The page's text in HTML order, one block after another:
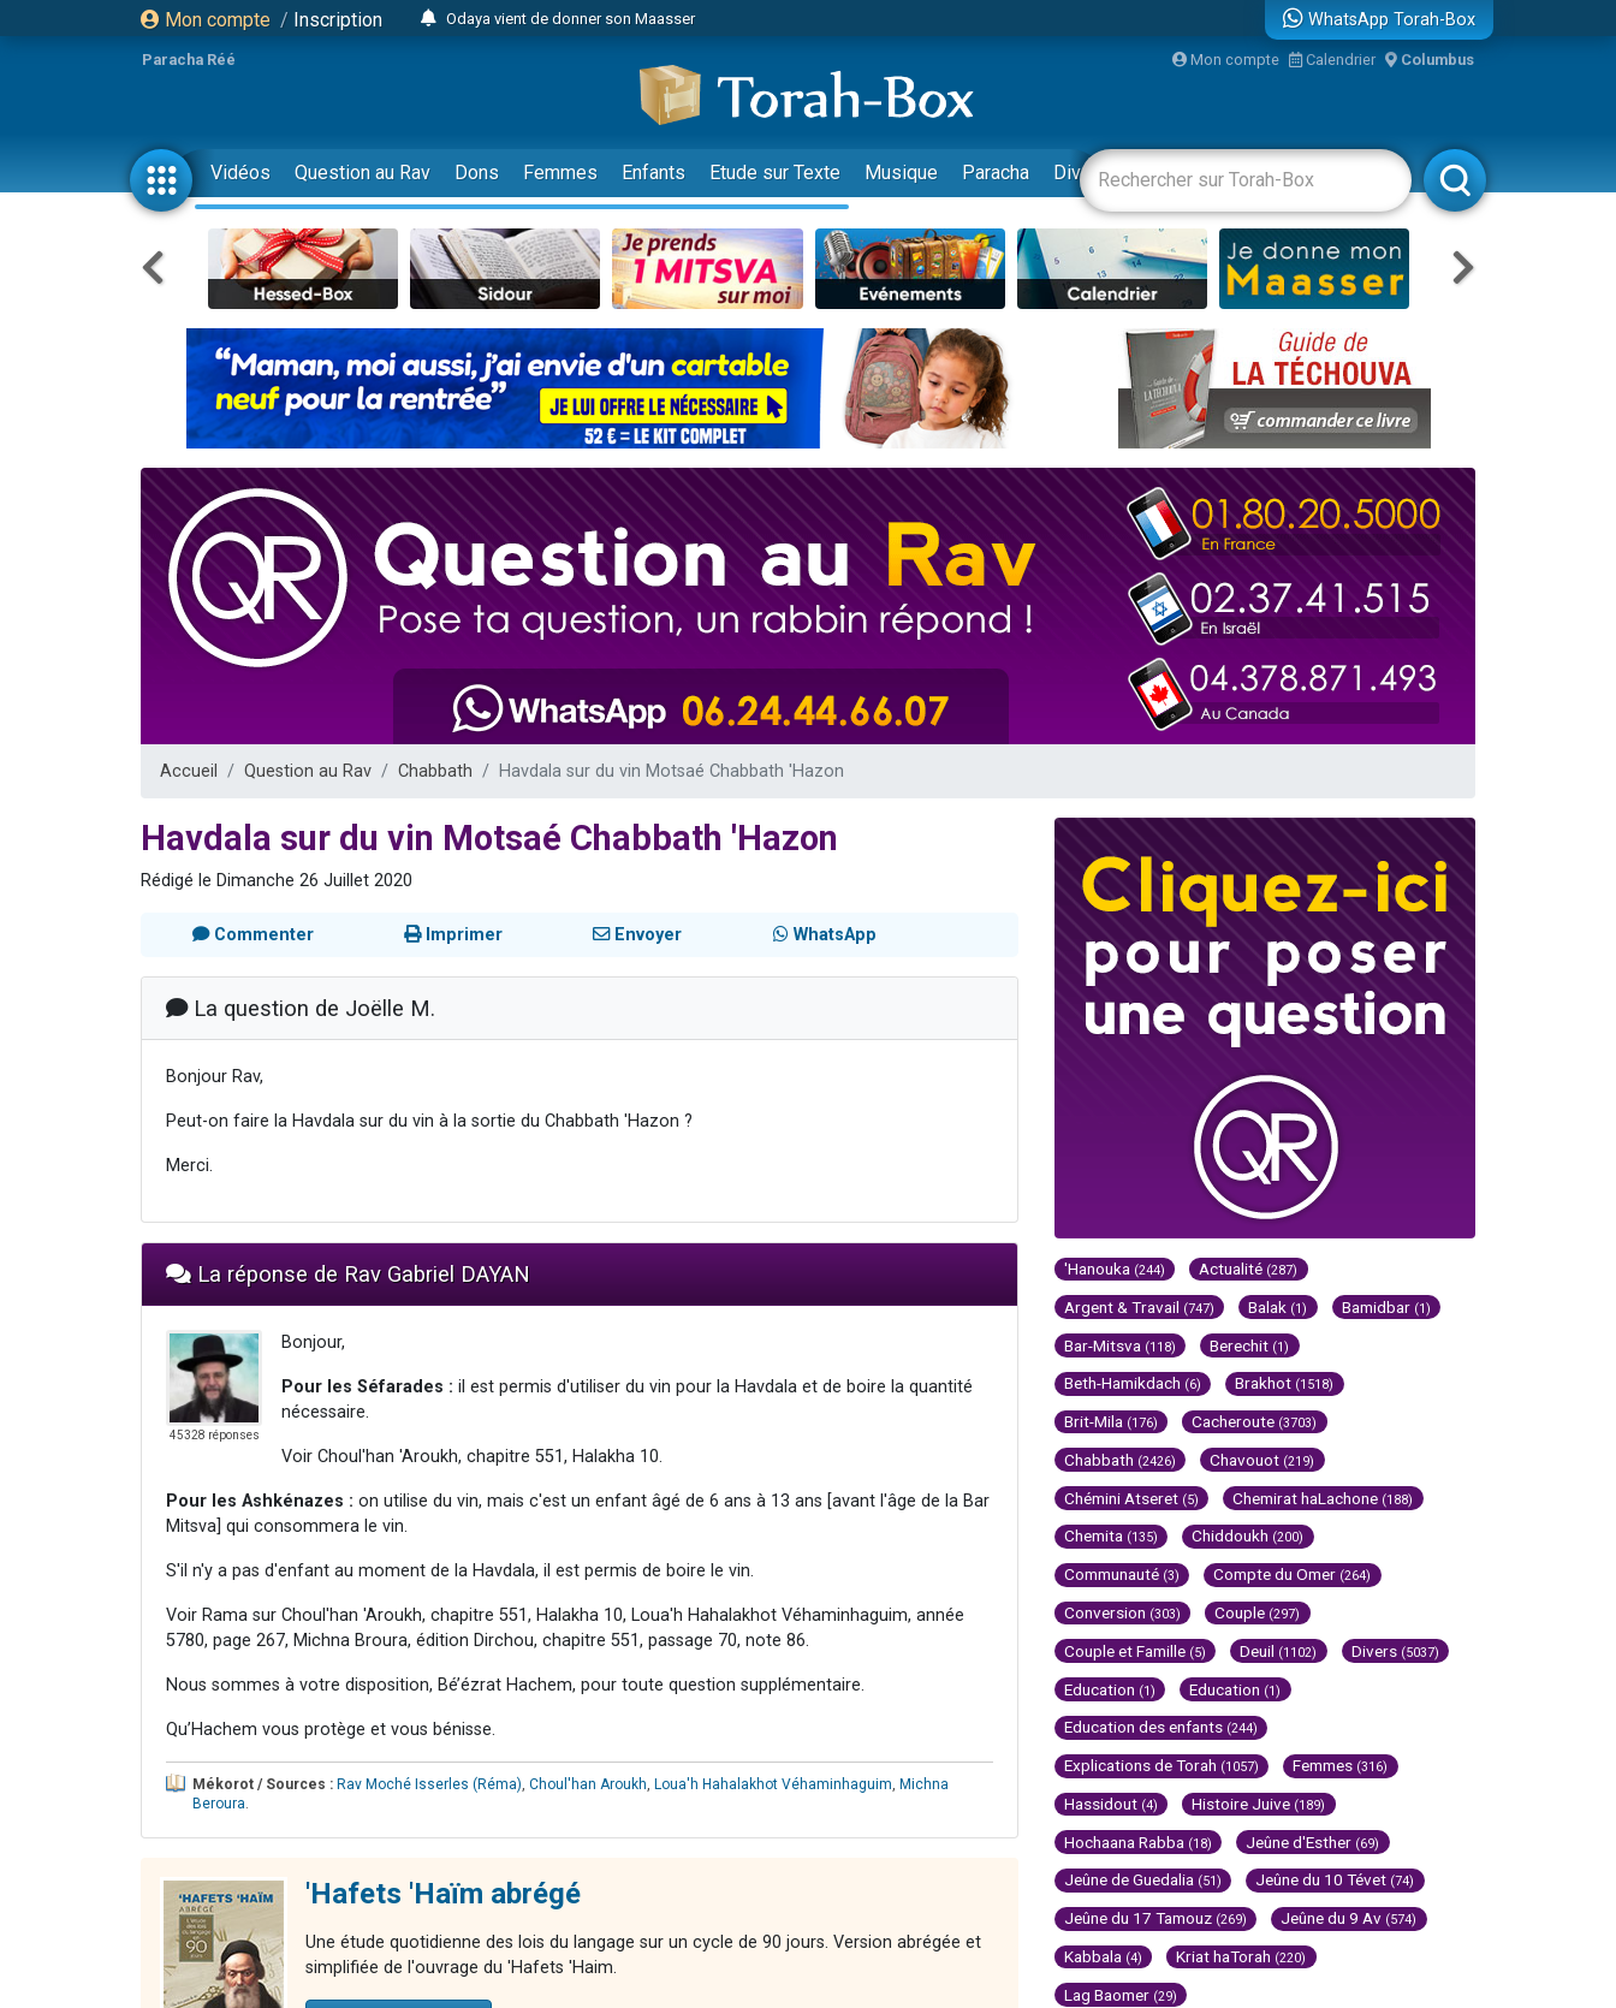
Mon compte / Inscription
Odaya vient de donner son Maasser
3 personnes viennent de faire un don pour Diane, 80 ans, dans un appartement insalubre
2 personnes viennent de nous rejoindre sur WhatsApp
13 personnes viennent de demander une bénédiction
12 nouvelles musiques dans Torah-Box Music
30 personnes viennent de faire un don pour Sauvez la jambe de Yohan
Il reste 49 places pour étudier en groupe sur Zoom
3 personnes viennent de nous rejoindre sur WhatsApp
2 personnes viennent de nous rejoindre sur WhatsApp
3 personnes viennent de nous rejoindre sur WhatsApp
2 nouvelles musiques dans Torah-Box Music
8 personnes viennent de faire un don pour Tsédaka : pauvres d'Israel
Nouvelle émission radio : Visions de grandeur n°104 : Le Chabbath et le Birkat Hamazone à travers le temps
61 personnes viennent de demander une bénédiction
Ariel vient de donner son Maasser
Nathaniel vient de donner son Maasser
6 personnes viennent de faire un don pour 5 enfants déjà orphelins risquent de perdre leur maman
3 personnes viennent de nous rejoindre sur WhatsApp
WhatsApp Torah-Box
Paracha Réé Mon compte Calendrier Columbus
Vidéos Question au Rav Dons Femmes Enfants Etude sur Texte Musique Paracha Divertissements Livres Rabbanim
Accueil Question au Rav Chabbath Havdala sur du vin Motsaé Chabbath 'Hazon
Havdala sur du vin Motsaé Chabbath 'Hazon
Rédigé le Dimanche 26 Juillet 2020
Commenter Imprimer Envoyer WhatsApp
La question de Joëlle M.
Bonjour Rav,
Peut-on faire la Havdala sur du vin à la sortie du Chabbath 'Hazon ?
Merci.
La réponse de Rav Gabriel DAYAN
45328 réponses
Bonjour,
Pour les Séfarades : il est permis d'utiliser du vin pour la Havdala et de boire la quantité
nécessaire.
Voir Choul'han 'Aroukh, chapitre 551, Halakha 10.
Pour les Ashkénazes : on utilise du vin, mais c'est un enfant âgé de 6 ans à 13 ans [avant l'âge de la Bar
Mitsva] qui consommera le vin.
S'il n'y a pas d'enfant au moment de la Havdala, il est permis de boire le vin.
Voir Rama sur Choul'han 'Aroukh, chapitre 551, Halakha 10, Loua'h Hahalakhot Véhaminhaguim, année
5780, page 267, Michna Broura, édition Dirchou, chapitre 551, passage 70, note 86.
Nous sommes à votre disposition, Bé’ézrat Hachem, pour toute question supplémentaire.
Qu’Hachem vous protège et vous bénisse.
Mékorot / Sources : Rav Moché Isserles (Réma) Choul'han Aroukh Loua'h Hahalakhot Véhaminhaguim Michna
Beroura
'Hafets 'Haïm abrégé
Une étude quotidienne des lois du langage sur un cycle de 90 jours. Version abrégée et
simplifiée de l'ouvrage du 'Hafets 'Haim.
'Hanouka (244) Actualité (287)
Argent & Travail (747) Balak (1) Bamidbar (1)
Bar-Mitsva (118) Berechit (1)
Beth-Hamikdach (6) Brakhot (1518)
Brit-Mila (176) Cacheroute (3703)
Chabbath (2426) Chavouot (219)
Chémini Atseret (5) Chemirat haLachone (188)
Chemita (135) Chiddoukh (200)
Communauté (3) Compte du Omer (264)
Conversion (303) Couple (297)
Couple et Famille (5) Deuil (1102) Divers (5037)
Education (1) Education (1)
Education des enfants (244)
Explications de Torah (1057) Femmes (316)
Hassidout (4) Histoire Juive (189)
Hochaana Rabba (18) Jeûne d'Esther (69)
Jeûne de Guedalia (51) Jeûne du 10 Tévet (74)
Jeûne du 17 Tamouz (269) Jeûne du 9 Av (574)
Kabbala (4) Kriat haTorah (220)
Lag Baomer (29)